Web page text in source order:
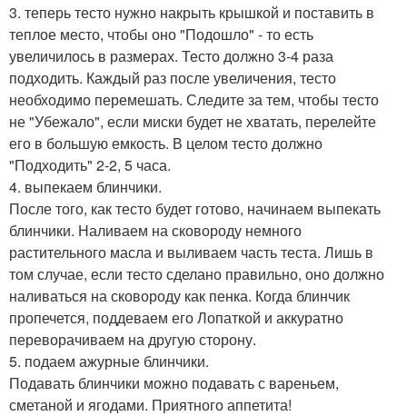
3. теперь тесто нужно накрыть крышкой и поставить в
теплое место, чтобы оно "Подошло" - то есть
увеличилось в размерах. Тесто должно 3-4 раза
подходить. Каждый раз после увеличения, тесто
необходимо перемешать. Следите за тем, чтобы тесто
не "Убежало", если миски будет не хватать, перелейте
его в большую емкость. В целом тесто должно
"Подходить" 2-2, 5 часа.
4. выпекаем блинчики.
После того, как тесто будет готово, начинаем выпекать
блинчики. Наливаем на сковороду немного
растительного масла и выливаем часть теста. Лишь в
том случае, если тесто сделано правильно, оно должно
наливаться на сковороду как пенка. Когда блинчик
пропечется, поддеваем его Лопаткой и аккуратно
переворачиваем на другую сторону.
5. подаем ажурные блинчики.
Подавать блинчики можно подавать с вареньем,
сметаной и ягодами. Приятного аппетита!